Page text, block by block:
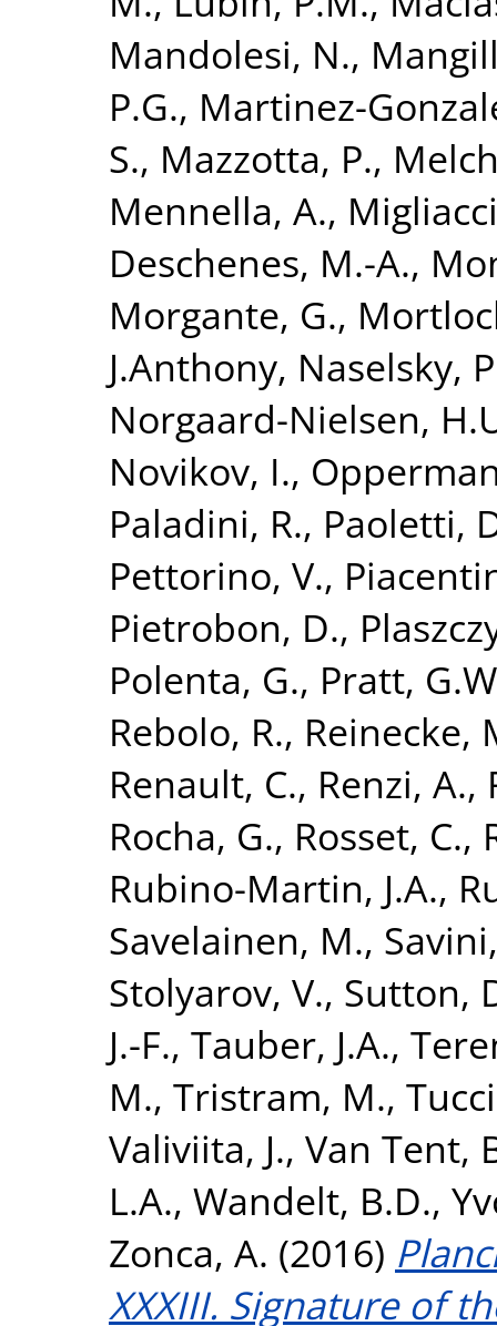
Mandolesi, N.,
P.G., Martinez-
S., Mazzotta, P.,
Mennella, A.,
Deschenes, M.-A.,
Morgante, G.,
J.Anthony, Naselsky,
Norgaard-Nielsen,
Novikov, I.,
Paladini, R., Paoletti,
Pettorino, V.,
Pietrobon, D.,
Polenta, G., Pratt,
Rebolo, R., Reinecke,
Renault, C., Renzi, A.,
Rocha, G., Rosset, C.,
Rubino-Martin, J.A.,
Savelainen, M.,
Stolyarov, V., Sutton,
J.-F., Tauber, J.A.,
M., Tristram, M.,
Valiviita, J., Van Tent,
L.A., Wandelt, B.D.,
Zonca, A. (2016)
XXXIII. Signature of